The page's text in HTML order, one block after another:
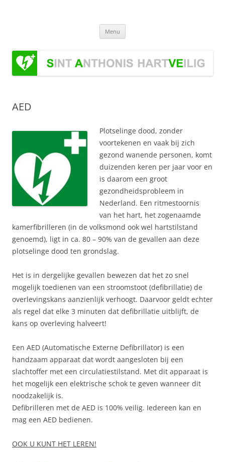
Menu
AED
Plotselinge dood, zonder
voortekenen en vaak bij zich
gezond wanende personen, komt
duizenden keren per jaar voor en
is daarom een groot
gezondheidsprobleem in
Nederland. Een ritmestoornis
van het hart, het zogenaamde
kamerfibrilleren (in de volksmond ook wel hartstilstand
genoemd), ligt in ca. 80 – 90% van de gevallen aan deze
plotselinge dood ten grondslag.
Het is in dergelijke gevallen bewezen dat het zo snel
mogelijk toedienen van een stroomstoot (defibrillatie) de
overlevingskans aanzienlijk verhoogt. Daarvoor geldt echter
als regel dat elke 3 minuten dat defibrillatie uitblijft, de
kans op overleving halveert!
Een AED (Automatische Externe Defibrillator) is een
handzaam apparaat dat wordt aangesloten bij een
slachtoffer met een circulatiestilstand. Met dit apparaat is
het mogelijk een elektrische schok te geven wanneer dit
noodzakelijk is.
Defibrilleren met de AED is 100% veilig. Iedereen kan en
mag een AED bedienen.
OOK U KUNT HET LEREN!